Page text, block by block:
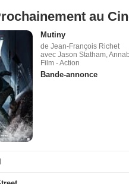
au
Mutiny
de Jean-François Richet
avec Jason Statham,
Film - Action
Bande-annonce